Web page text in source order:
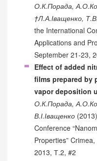
О.К.Порада,
†Л.А.Іващенко,
the International
Applications and
September 21-23,
Effect of added
films prepared by
vapor deposition
О.К.Порада,
В.І.Іващенко
Conference
Properties”
2013, Т.2, #2